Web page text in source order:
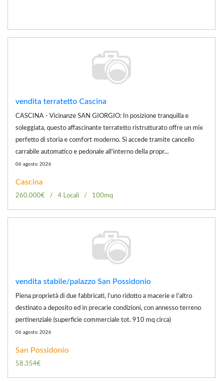
vendita terratetto Cascina
CASCINA - Vicinanze SAN GIORGIO: In posizione tranquilla e
soleggiata, questo affascinante terratetto ristrutturato offre un mix
perfetto di storia e comfort moderno. Si accede tramite cancello
carrabile automatico e pedonale all'interno della propr...
06 agosto 2026
Cascina
260.000€ 4 Locali 100mq
vendita stabile/palazzo San Possidonio
Piena proprietà di due fabbricati, l’uno ridotto a macerie e l’altro
destinato a deposito ed in precarie condizioni, con annesso terreno
pertinenziale (superficie commerciale tot. 910 mq circa)
06 agosto 2026
San Possidonio
58.354€